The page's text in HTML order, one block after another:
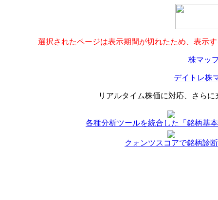
選択されたページは表示期間が切れたため、表示
株マッ
デイトレ株
リアルタイム株価に対応、さら
各種分析ツールを統合した「銘柄基
クォンツスコアで銘柄診断